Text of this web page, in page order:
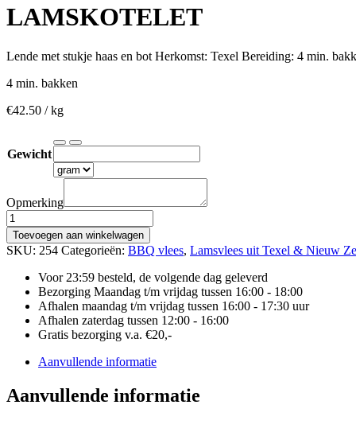
LAMSKOTELET
Lende met stukje haas en bot Herkomst: Texel Bereiding: 4 min.
4 min. bakken
€42.50 / kg
Gewicht
Opmerking
LAMSKOTELET
aantal
Toevoegen aan winkelwagen
SKU: 254 Categorieën: BBQ vlees, Lamsvlees uit Texel & Nieuw
Voor 23:59 besteld, de volgende dag geleverd
Bezorging Maandag t/m vrijdag tussen 16:00 - 18:00
Afhalen maandag t/m vrijdag tussen 16:00 - 17:30 uur
Afhalen zaterdag tussen 12:00 - 16:00
Gratis bezorging v.a. €20,-
Aanvullende informatie
Aanvullende informatie